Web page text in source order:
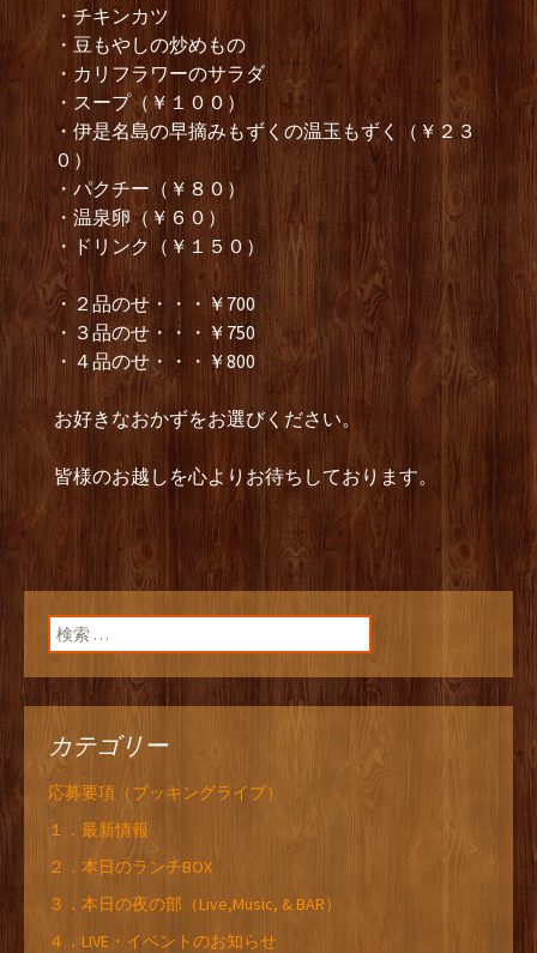
・チキンカツ
・豆もやしの炒めもの
・カリフラワーのサラダ
・スープ（￥１００）
・伊是名島の早摘みもずくの温玉もずく（￥２３
０）
・パクチー（￥８０）
・温泉卵（￥６０）
・ドリンク（￥１５０）
・２品のせ・・・￥700
・３品のせ・・・￥750
・４品のせ・・・￥800
お好きなおかずをお選びください。
皆様のお越しを心よりお待ちしております。
検索:
カテゴリー
応募要項（ブッキングライブ）
１．最新情報
２．本日のランチBOX
３．本日の夜の部（Live,Music, & BAR）
４．LIVE・イベントのお知らせ